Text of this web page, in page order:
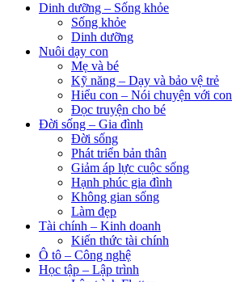
Dinh dưỡng – Sống khỏe
Sống khỏe
Dinh dưỡng
Nuôi dạy con
Mẹ và bé
Kỹ năng – Dạy và bảo vệ trẻ
Hiểu con – Nói chuyện với con
Đọc truyện cho bé
Đời sống – Gia đình
Đời sống
Phát triển bản thân
Giảm áp lực cuộc sống
Hạnh phúc gia đình
Không gian sống
Làm đẹp
Tài chính – Kinh doanh
Kiến thức tài chính
Ô tô – Công nghệ
Học tập – Lập trình